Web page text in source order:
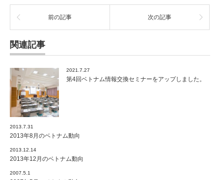
前の記事 次の記事
関連記事
2021.7.27
第4回ベトナム情報交換セミナーをアップしました。
2013.7.31
2013年8月のベトナム動向
2013.12.14
2013年12月のベトナム動向
2007.5.1